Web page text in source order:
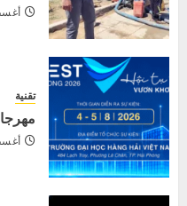
تقنية